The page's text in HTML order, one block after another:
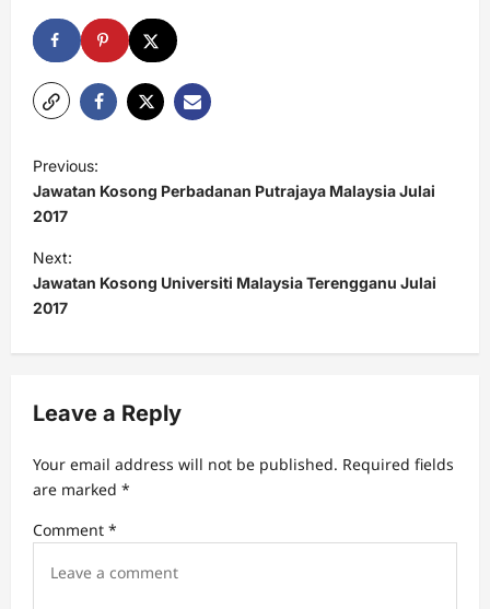
P
o
s
t
n
a
v
g
a
t
i
Previous:
Jawatan Kosong Perbadanan Putrajaya Malaysia Julai
2017
Next:
Jawatan Kosong Universiti Malaysia Terengganu Julai
2017
Leave a Reply
Your email address will not be published. Required fields
are marked *
Comment *